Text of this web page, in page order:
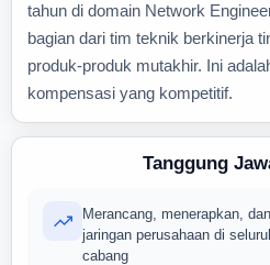
tahun di domain Network
bagian dari tim teknik berkinerja
produk-produk mutakhir. Ini
kompensasi yang kompetitif.
Tanggung
Merancang, menerapkan,
jaringan perusahaan di
cabang